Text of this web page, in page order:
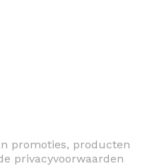
promoties, producten
privacyvoorwaarden